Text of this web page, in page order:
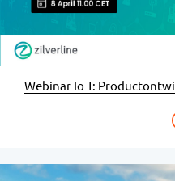
Webinar Io T: